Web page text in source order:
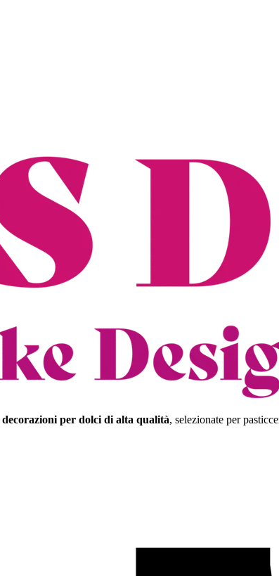
decorazioni per dolci di alta qualità, selezionate per